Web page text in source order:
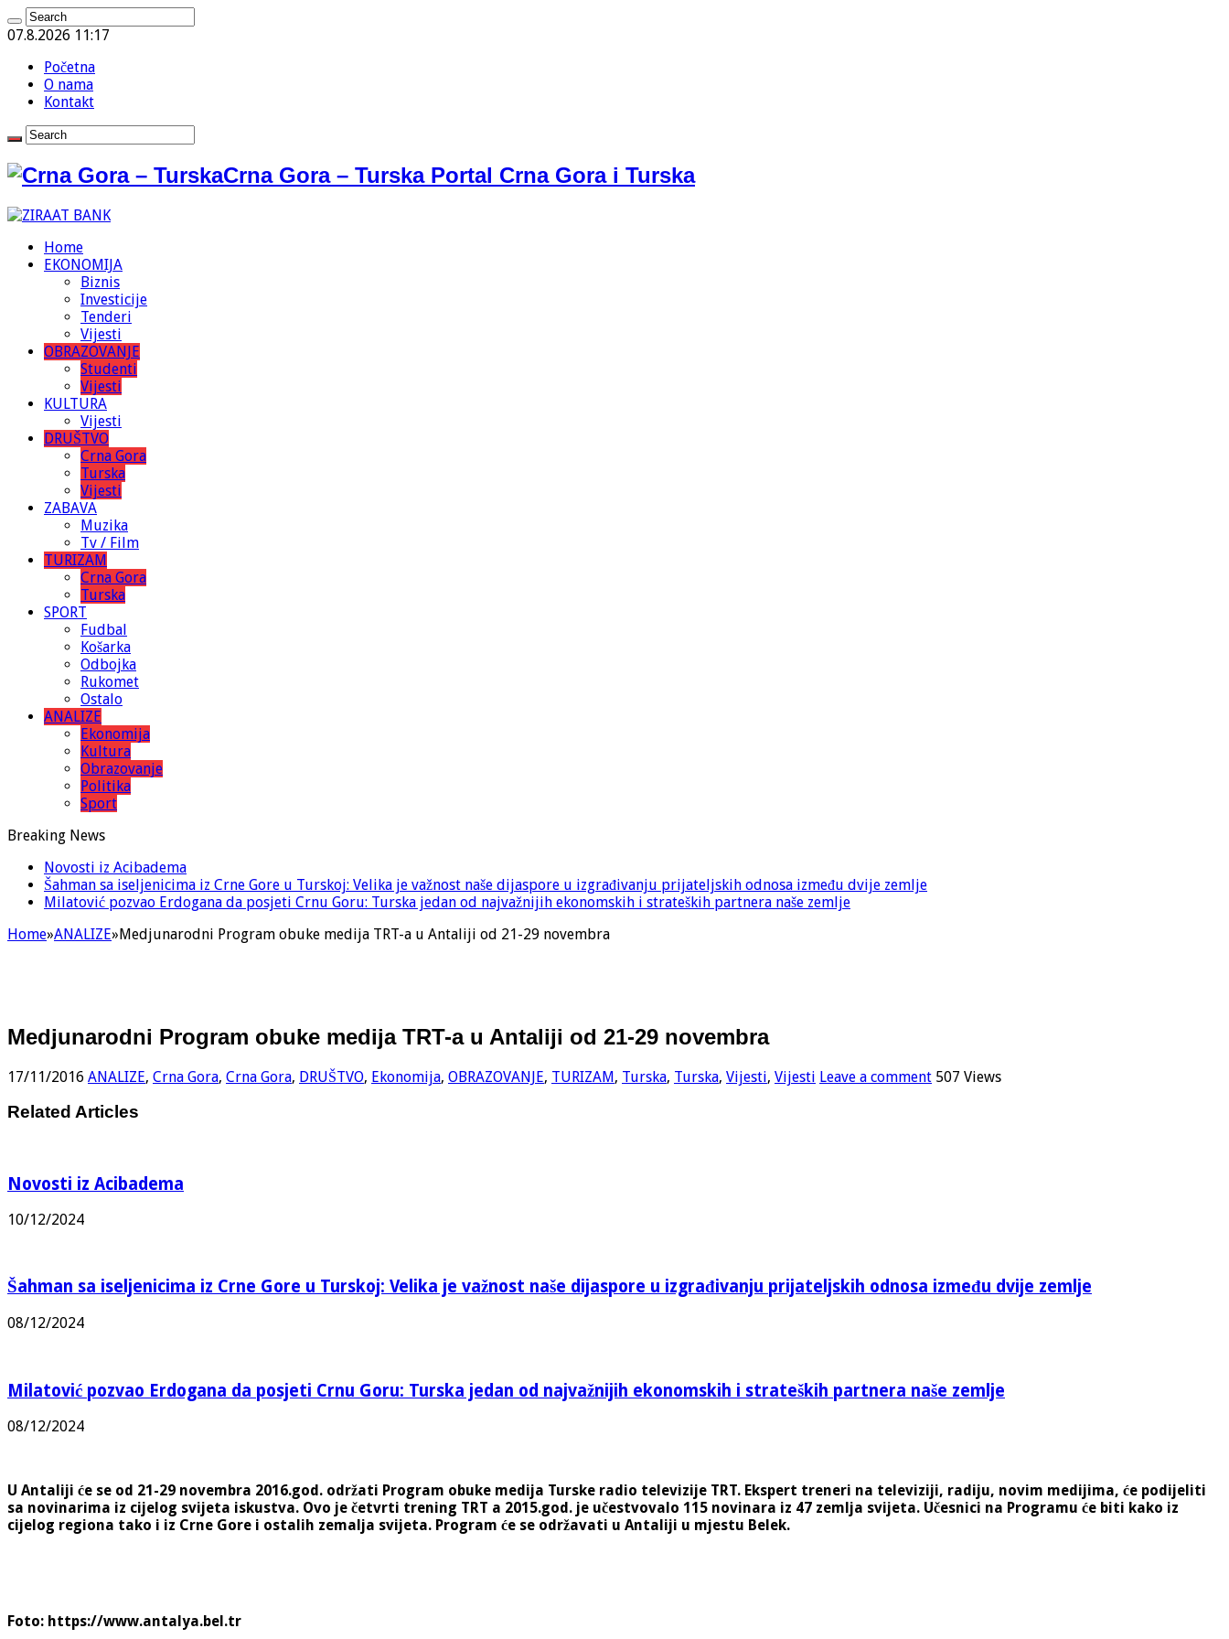
07.8.2026 11:17
Početna
O nama
Kontakt
Crna Gora – Turska Portal Crna Gora i Turska
Home
EKONOMIJA
Biznis
Investicije
Tenderi
Vijesti
OBRAZOVANJE
Studenti
Vijesti
KULTURA
Vijesti
DRUŠTVO
Crna Gora
Turska
Vijesti
ZABAVA
Muzika
Tv / Film
TURIZAM
Crna Gora
Turska
SPORT
Fudbal
Košarka
Odbojka
Rukomet
Ostalo
ANALIZE
Ekonomija
Kultura
Obrazovanje
Politika
Sport
Breaking News
Novosti iz Acibadema
Šahman sa iseljenicima iz Crne Gore u Turskoj: Velika je važnost naše dijaspore u izgrađivanju prijateljskih odnosa između dvije zemlje
Milatović pozvao Erdogana da posjeti Crnu Goru: Turska jedan od najvažnijih ekonomskih i strateških partnera naše zemlje
Home»ANALIZE»Medjunarodni Program obuke medija TRT-a u Antaliji od 21-29 novembra
Medjunarodni Program obuke medija TRT-a u Antaliji od 21-29 novembra
17/11/2016 ANALIZE, Crna Gora, Crna Gora, DRUŠTVO, Ekonomija, OBRAZOVANJE, TURIZAM, Turska, Turska, Vijesti, Vijesti Leave a comment 507 Views
Related Articles
Novosti iz Acibadema
10/12/2024
Šahman sa iseljenicima iz Crne Gore u Turskoj: Velika je važnost naše dijaspore u izgrađivanju prijateljskih odnosa između dvije zemlje
08/12/2024
Milatović pozvao Erdogana da posjeti Crnu Goru: Turska jedan od najvažnijih ekonomskih i strateških partnera naše zemlje
08/12/2024
U Antaliji će se od 21-29 novembra 2016.god. održati Program obuke medija Turske radio televizije TRT. Ekspert treneri na televiziji, radiju, novim medijima, će podijeliti
sa novinarima iz cijelog svijeta iskustva. Ovo je četvrti trening TRT a 2015.god. je učestvovalo 115 novinara iz 47 zemlja svijeta. Učesnici na Programu će biti kako iz
cijelog regiona tako i iz Crne Gore i ostalih zemalja svijeta. Program će se održavati u Antaliji u mjestu Belek.
Foto: https://www.antalya.bel.tr